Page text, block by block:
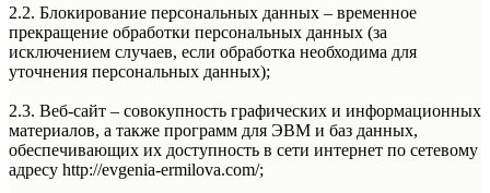
2.2. Блокирование персональных данных – временное
прекращение обработки персональных данных (за
исключением случаев, если обработка необходима для
уточнения персональных данных);
2.3. Веб-сайт – совокупность графических и информационных
материалов, а также программ для ЭВМ и баз данных,
обеспечивающих их доступность в сети интернет по сетевому
адресу http://evgenia-ermilova.com/;